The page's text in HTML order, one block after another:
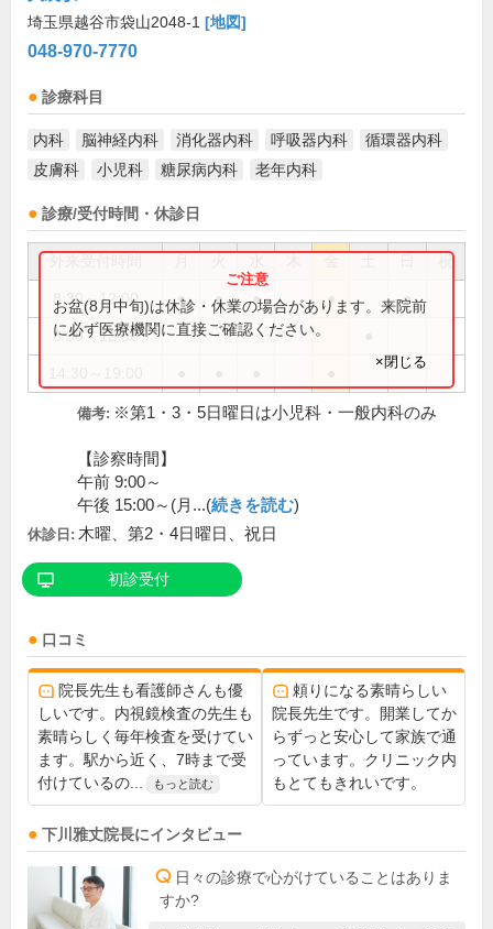
埼玉県越谷市袋山2048-1 [地図]
048-970-7770
診療科目
内科 脳神経内科 消化器内科 呼吸器内科
循環器内科
皮膚科
小児科 糖尿病内科 老年内科
診療/受付時間・休診日
祝
8:30～12:00 ● ● ● ● ●
8:30～12:30
お盆(8月中旬)は休診・休業の場合があります。来院前
に必ず医療機関に直接ご確認ください。
×閉じる
備考: ※第1・3・5日曜日は小児科・一般内科のみ
【診察時間】
午前 9:00～
午後 15:00～(月...(続きを読む)
休診日: 木曜、第2・4日曜日、祝日
初診受付
口コミ
院長先生も看護師さんも優
しいです。内視鏡検査の先生も
素晴らしく毎年検査を受けてい
ます。駅から近く、7時まで受
付けているの...
もっと読む
頼りになる素晴らしい
院長先生です。開業してか
らずっと安心して家族で通
っています。クリニック内
もとてもきれいです。
下川雅丈院長にインタビュー
日々の診療で心がけていることはありま
すか?